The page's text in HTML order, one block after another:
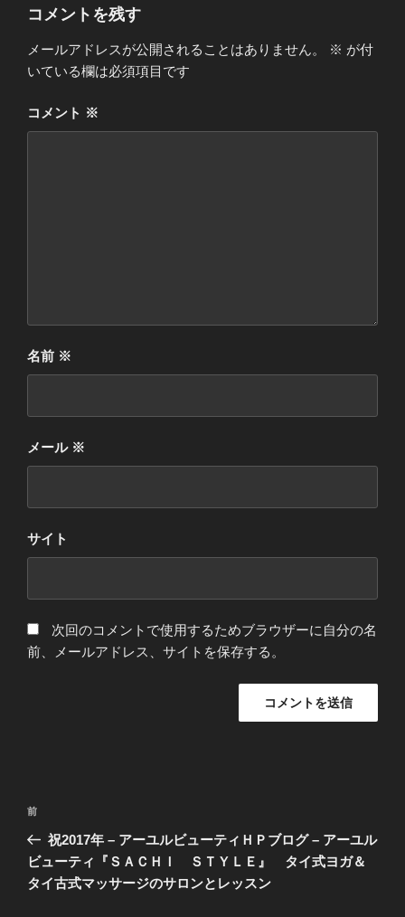
コメントを残す
メールアドレスが公開されることはありません。 ※ が付
いている欄は必須項目です
コメント ※
名前 ※
メール ※
サイト
次回のコメントで使用するためブラウザーに自分の名
前、メールアドレス、サイトを保存する。
投
ナ
ビ
前
の
投
稿
前
祝2017年 – アーユルビューティＨＰブログ – アーユル
ビューティ『ＳＡＣＨＩ ＳＴＹＬＥ』 タイ式ヨガ＆
タイ古式マッサージのサロンとレッスン